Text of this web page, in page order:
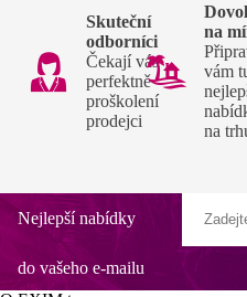
Skuteční
odborníci
Čekají vás
perfektně
proškolení
prodejci
na
vám
na
Nejlepší nabídky
do vašeho e-mailu